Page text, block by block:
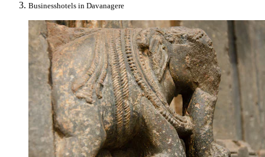
Businesshotels in Davanagere